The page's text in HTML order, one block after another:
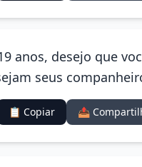
anos, desejo que
seus
📋 Copiar 📤